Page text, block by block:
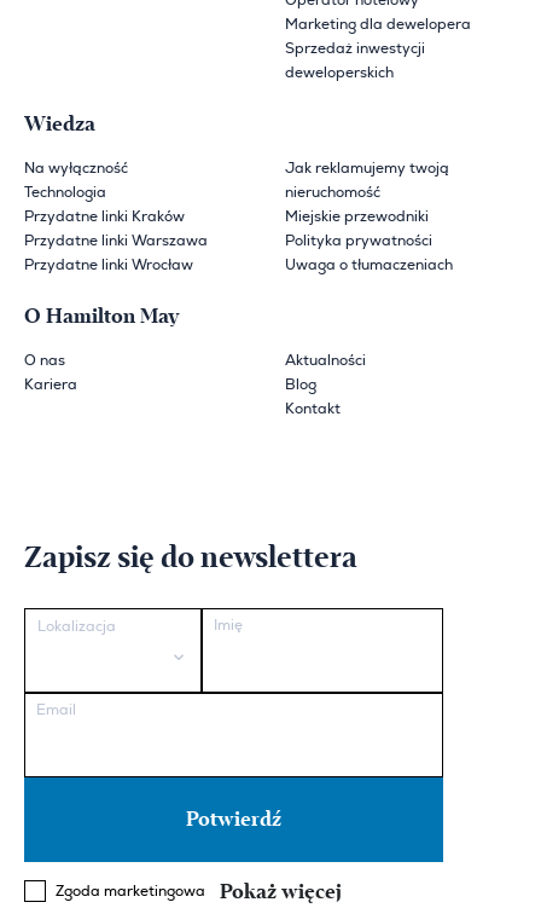
Marketing dla dewelopera
Sprzedaż inwestycji
deweloperskich
Wiedza
Na wyłączność
Technologia
Przydatne linki Kraków
Przydatne linki Warszawa
Przydatne linki Wrocław
Jak reklamujemy twoją
nieruchomość
Miejskie przewodniki
Polityka prywatności
Uwaga o tłumaczeniach
O Hamilton May
O nas
Kariera
Aktualności
Blog
Kontakt
Zapisz się do newslettera
Lokalizacja Imię
Email
Zgoda marketingowa Pokaż więcej